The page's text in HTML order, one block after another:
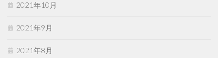
2021年10月
2021年9月
2021年8月